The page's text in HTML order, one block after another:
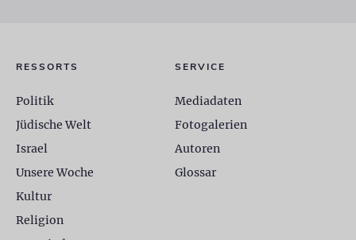
RESSORTS
Politik
Jüdische Welt
Israel
Unsere Woche
Kultur
Religion
SERVICE
Mediadaten
Fotogalerien
Autoren
Glossar